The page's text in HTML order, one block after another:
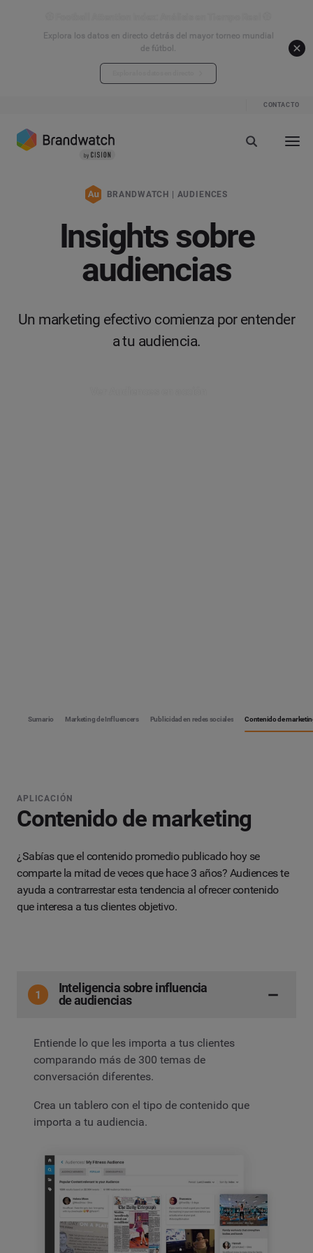
Explora los datos en directo detrás del mayor torneo mundial
de fútbol.
CONTACTO
BRANDWATCH | AUDIENCES
Insights sobre
audiencias
Un marketing efectivo comienza por entender
a tu audiencia.
63
307
3948
Influence:
Mentions:
Tweets:
Followers:
:
78
40
3950
Influence:
Mentions:
Tweets:
Followers:
:
45
199
1029
Influence:
Mentions:
Tweets:
Followers:
:
Sumario Marketing de Influencers Publicidad en redes sociales Contenido de
APLICACIÓN
Contenido de marketing
¿Sabías que el contenido promedio publicado hoy se
comparte la mitad de veces que hace 3 años? Audiences te
ayuda a contrarrestar esta tendencia al ofrecer contenido
que interesa a tus clientes objetivo.
Inteligencia sobre influencia
de audiencias
Entiende lo que les importa a tus clientes
comparando más de 300 temas de
conversación diferentes.
Crea un tablero con el tipo de contenido que
importa a tu audiencia.